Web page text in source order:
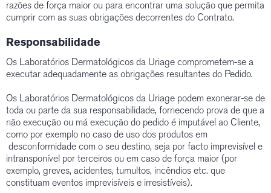
razões de força maior ou para encontrar uma solução que permita
cumprir com as suas obrigações decorrentes do Contrato.
Responsabilidade
Os Laboratórios Dermatológicos da Uriage comprometem-se a
executar adequadamente as obrigações resultantes do Pedido.
Os Laboratórios Dermatológicos da Uriage podem exonerar-se de
toda ou parte da sua responsabilidade, fornecendo prova de que a
não execução ou má execução do pedido é imputável ao Cliente,
como por exemplo no caso de uso dos produtos em
desconformidade com o seu destino, seja por facto imprevisível e
intransponível por terceiros ou em caso de força maior (por
exemplo, greves, acidentes, tumultos, incêndios etc. que
constituam eventos imprevisíveis e irresistíveis).